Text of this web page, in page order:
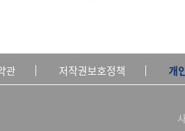
관 저작권보호정책 개